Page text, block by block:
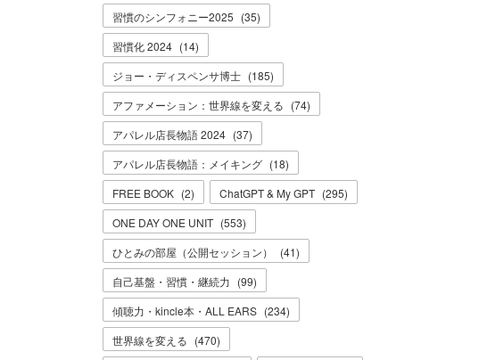
習慣のシンフォニー2025 (35)
習慣化 2024 (14)
ジョー・ディスペンサ博士 (185)
アファメーション：世界線を変える (74)
アパレル店長物語 2024 (37)
アパレル店長物語：メイキング (18)
FREE BOOK (2) ChatGPT & My GPT (295)
ONE DAY ONE UNIT (553)
ひとみの部屋（公開セッション）
(41)
自己基盤・習慣・継続力 (99)
傾聴力・kincle本・ALL EARS (234)
世界線を変える (470)